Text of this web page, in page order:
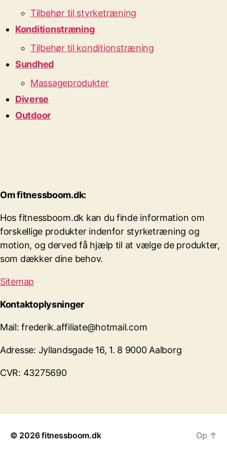
Tilbehør til styrketræning
Konditionstræning
Tilbehør til konditionstræning
Sundhed
Massageprodukter
Diverse
Outdoor
Om fitnessboom.dk:
Hos fitnessboom.dk kan du finde information om
forskellige produkter indenfor styrketræning og
motion, og derved få hjælp til at vælge de produkter,
som dækker dine behov.
Sitemap
Kontaktoplysninger
Mail: frederik.affiliate@hotmail.com
Adresse: Jyllandsgade 16, 1. 8 9000 Aalborg
CVR: 43275690
© 2026fitnessboom.dk Op ↑